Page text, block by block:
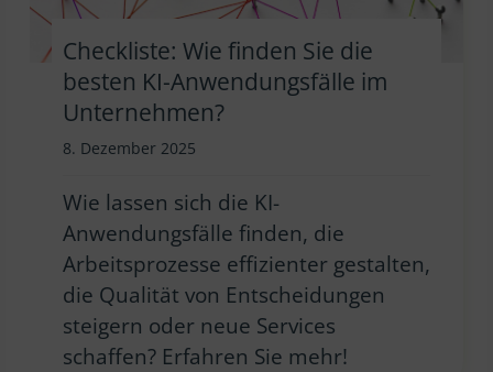
Checkliste: Wie finden Sie die
besten KI-Anwendungsfälle im
Unternehmen?
8. Dezember 2025
Wie lassen sich die KI-
Anwendungsfälle finden, die
Arbeitsprozesse effizienter gestalten,
die Qualität von Entscheidungen
steigern oder neue Services
schaffen? Erfahren Sie mehr!